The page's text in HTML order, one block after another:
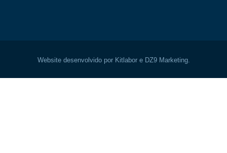
Website desenvolvido por Kitlabor e DZ9 Marketing.